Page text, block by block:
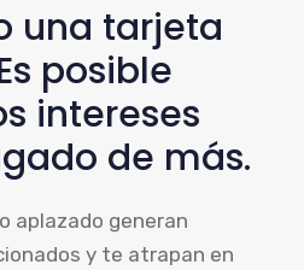
una tarjeta
posible
intereses
de más.
aplazado generan
y te atrapan en